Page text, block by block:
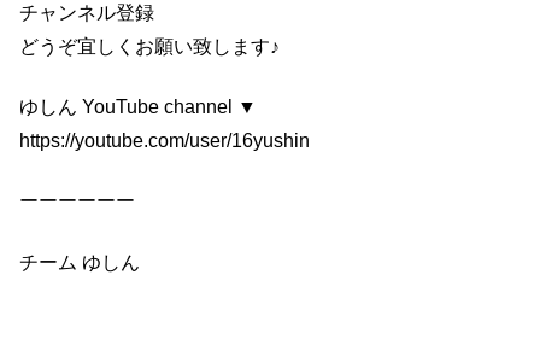
チャンネル登録
どうぞ宜しくお願い致します♪
ゆしん YouTube channel ▼
https://youtube.com/user/16yushin
ーーーーーー
チーム ゆしん